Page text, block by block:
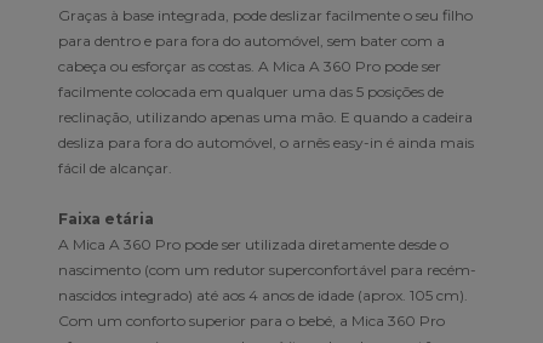
Graças à base integrada, pode deslizar facilmente o seu filho
para dentro e para fora do automóvel, sem bater com a
cabeça ou esforçar as costas. A Mica A 360 Pro pode ser
facilmente colocada em qualquer uma das 5 posições de
reclinação, utilizando apenas uma mão. E quando a cadeira
desliza para fora do automóvel, o arnês easy-in é ainda mais
fácil de alcançar.
Faixa etária
A Mica A 360 Pro pode ser utilizada diretamente desde o
nascimento (com um redutor superconfortável para recém-
nascidos integrado) até aos 4 anos de idade (aprox. 105 cm).
Com um conforto superior para o bebé, a Mica 360 Pro